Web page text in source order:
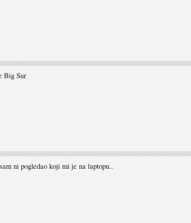
Big Sur
ni pogledao koji mi je na laptopu..